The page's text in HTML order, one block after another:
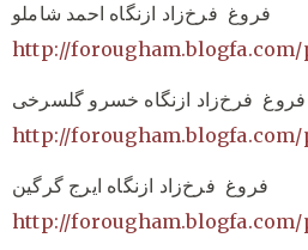
فروغ فرخ‌زاد ازنگاه احمد شاملو
http://forougham.blogfa.com/
فروغ فرخ‌زاد ازنگاه خسرو گلسرخی
http://forougham.blogfa.com/
فروغ فرخ‌زاد ازنگاه ایرج گرگین
http://forougham.blogfa.com/